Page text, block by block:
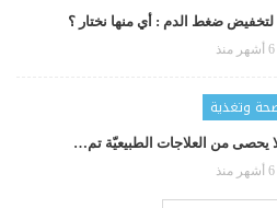
ضغط الدم : أي منها نختار ؟
6 أشهر منذ
وتغذية
يحصى من العلاجات الطبيعيّة تم…
6 أشهر منذ